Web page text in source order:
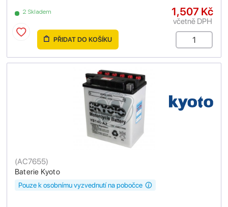
2 Skladem 1,507 Kč
včetně DPH
PŘIDAT DO KOŠÍKU
Baterie Kyoto
(AC7655)
Pouze k osobnímu vyzvednutí na pobočce